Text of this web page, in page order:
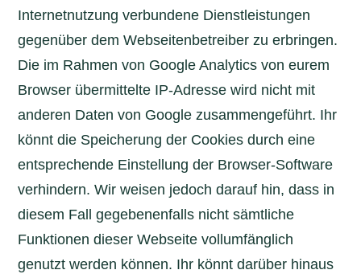
Internetnutzung verbundene Dienstleistungen
gegenüber dem Webseitenbetreiber zu erbringen.
Die im Rahmen von Google Analytics von eurem
Browser übermittelte IP-Adresse wird nicht mit
anderen Daten von Google zusammengeführt. Ihr
könnt die Speicherung der Cookies durch eine
entsprechende Einstellung der Browser-Software
verhindern. Wir weisen jedoch darauf hin, dass in
diesem Fall gegebenenfalls nicht sämtliche
Funktionen dieser Webseite vollumfänglich
genutzt werden können. Ihr könnt darüber hinaus